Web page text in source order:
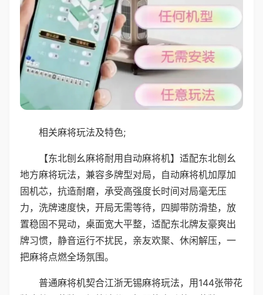
相关麻将玩法及特色;
【东北刨幺麻将耐用自动麻将机】适配东北刨幺
地方麻将玩法，兼容多牌型对局，自动麻将机加厚加
固机芯，抗造耐磨，承受高强度长时间对局毫无压
力，洗牌速度快，开局无需等待，四脚带防滑垫，放
置稳固不晃动，桌面宽大平整，适配东北牌友豪爽出
牌习惯，静音运行不扰民，亲友欢聚、休闲解压，一
把麻将点燃全场氛围。
普通麻将机契合江浙无锡麻将玩法，用144张带花